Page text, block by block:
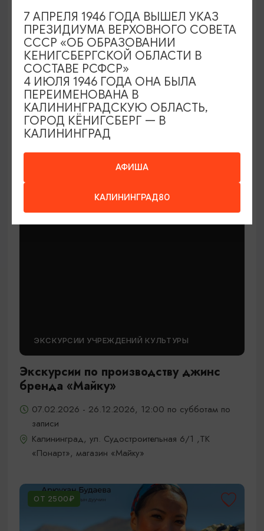
МАСТЕР-КЛАССЫ
Мастер-классы по керамике Елены
Бодяковой
Калининград, ул. Баранова, 45
ЭКСКУРСИИ УЧРЕЖДЕНИЙ КУЛЬТУРЫ
Экскурсии по производству джинс
бренда «Майку»
07.02.2026 - 26.12.2026, 12:00 по субботам по
записи
Калининград, ул. Судостроительная 6/1 ,ТК
«Понарт», магазин «Майку»
ОТ 2500₽
АФИША
КАЛИНИНГРАД80
7 АПРЕЛЯ 1946 ГОДА ВЫШЕЛ УКАЗ
ПРЕЗИДИУМА ВЕРХОВНОГО СОВЕТА
СССР «ОБ ОБРАЗОВАНИИ
КЕНИГСБЕРГСКОЙ ОБЛАСТИ В
СОСТАВЕ РСФСР»
4 ИЮЛЯ 1946 ГОДА ОНА БЫЛА
ПЕРЕИМЕНОВАНА В
КАЛИНИНГРАДСКУЮ ОБЛАСТЬ,
ГОРОД КЁНИГСБЕРГ — В
КАЛИНИНГРАД